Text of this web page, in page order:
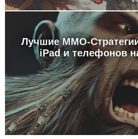
Лучшие MMO-
iPad и телефонов